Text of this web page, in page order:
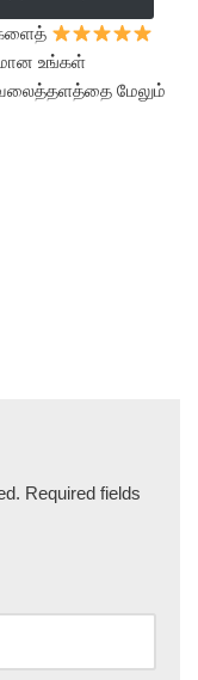
உங்கள்
மேலும்
Required fields